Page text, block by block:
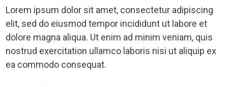
Lorem ipsum dolor sit amet, consectetur adipiscing
elit, sed do eiusmod tempor incididunt ut labore et
dolore magna aliqua. Ut enim ad minim veniam, quis
nostrud exercitation ullamco laboris nisi ut aliquip ex
ea commodo consequat.